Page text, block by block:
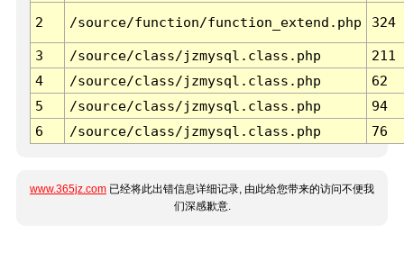
2 /source/function/function_extend.php 324
3 /source/class/jzmysql.class.php
211
4
/source/class/jzmysql.class.php
62
5
/source/class/jzmysql.class.php
94
6
/source/class/jzmysql.class.php 76
www.365jz.com 已经将此出错信息详细记录, 由此给您带来的访问不便我
们深感歉意.